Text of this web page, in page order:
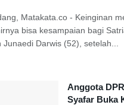
Matakata.co - Keinginan
bisa kesampaian bagi
Junaedi Darwis (52), setelah...
Anggota
Syafar Buka